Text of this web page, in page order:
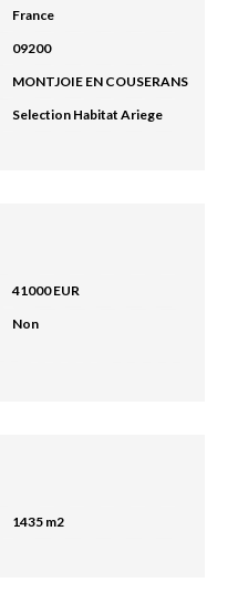
France
09200
MONTJOIE EN COUSERANS
Selection Habitat Ariege
41000 EUR
Non
1435 m2